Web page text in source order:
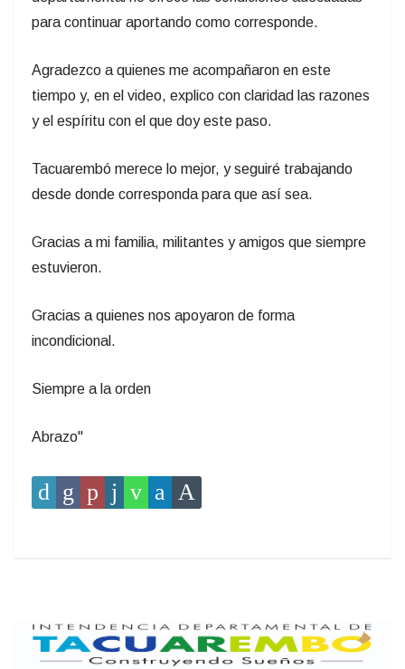
para continuar aportando como corresponde.
Agradezco a quienes me acompañaron en este
tiempo y, en el video, explico con claridad las razones
y el espíritu con el que doy este paso.
Tacuarembó merece lo mejor, y seguiré trabajando
desde donde corresponda para que así sea.
Gracias a mi familia, militantes y amigos que siempre
estuvieron.
Gracias a quienes nos apoyaron de forma
incondicional.
Siempre a la orden
Abrazo"